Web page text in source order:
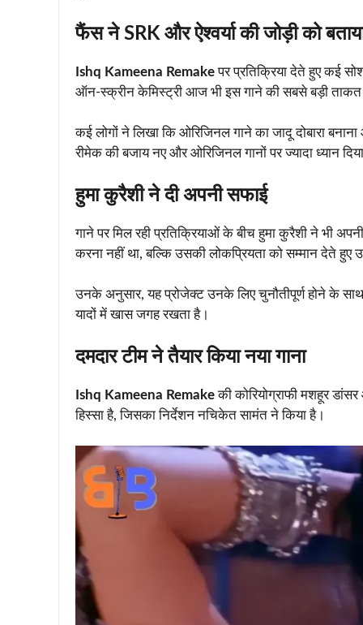
फैंस ने SRK और ऐश्वर्या की जोड़ी को
Ishq Kameena Remakeपर प्रतिक्रिया देते हुए कई
ऑन-स्क्रीन केमिस्ट्री आज भी इस गाने की सबसे बड़ी
कई लोगों ने लिखा कि ओरिजिनल गाने का जादू दोबारा
रीमेक की बजाय नए और ओरिजिनल गानों पर ज्यादा ध्यान
हुमा कुरैशी ने दी अपनी सफाई
गाने पर मिल रही प्रतिक्रियाओं के बीच हुमा कुरैशी ने भी
करना नहीं था, बल्कि उसकी लोकप्रियता को सम्मान देते
उनके अनुसार, यह प्रोजेक्ट उनके लिए चुनौतीपूर्ण होने के साथ-
यादों में खास जगह रखता है।
दमदार टीम ने तैयार किया नया गाना
Ishq Kameena Remakeकी कोरियोग्राफी मशहूर
हिस्सा है, जिसका निर्देशन नचिकेत सामंत ने किया है।